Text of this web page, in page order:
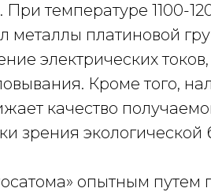
При температуре 1100-
металлы платиновой
электрических
Кроме того,
качество
зрения экологической
опытным путем